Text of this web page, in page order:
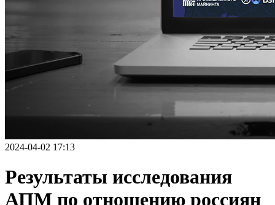
2024-04-02 17:13
Результаты исследования
АПМ по отношению россиян